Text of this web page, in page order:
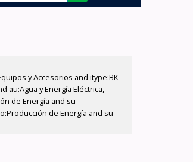
y Accesorios and itype:BK
au:Agua y Energía Eléctrica,
de Energía and su-
de Energía and su-